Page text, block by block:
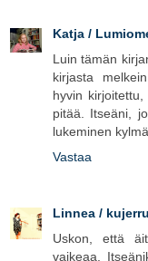
Katja /
Luin tämän
kirjasta
hyvin
pitää. Itseäni,
lukeminen
Vastaa
Linnea /
Uskon, että
vaikeaa.